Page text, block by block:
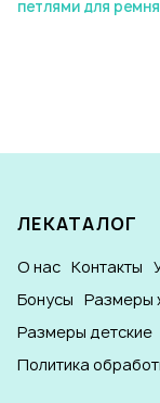
петлями для ремня
ЛЕКАТАЛОГ
О нас Контакты
Бонусы Размеры
Размеры детские
Политика